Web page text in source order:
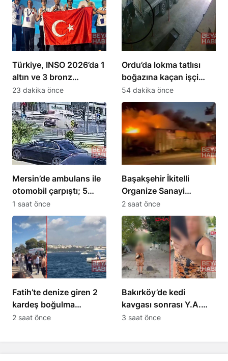
Türkiye, INSO 2026’da 1
altın ve 3 bronz
madalya kazandı
23 dakika önce
Ordu’da lokma tatlısı
boğazına kaçan işçi
Heimlich manevrasıyla
kurtarıldı
54 dakika önce
Mersin’de ambulans ile
otomobil çarpıştı; 5
yaralı, 3’ü sağlık çalışanı
1 saat önce
Başakşehir İkitelli
Organize Sanayi
Bölgesi’nde iş yeri
yangını
2 saat önce
Fatih’te denize giren 2
kardeş boğulma
tehlikesi geçirdi
2 saat önce
Bakırköy’de kedi
kavgası sonrası Y.A.
hastaneye yatırıldı
3 saat önce